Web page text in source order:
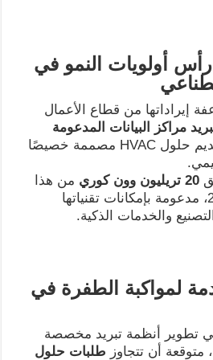
أولويات النمو في
من قطاع الأعمال
مراكز البيانات المدعومة
، وتقديم حلول HVAC مصممة خصيصًا
20 تريليون وون كوريمن هذا
القطاع بحلول عام 2030، مدعومة بإمكانات تقنياتها
والخدمات الذكية.
لمواكبة الطفرة في
تطوير أنظمة تبريد مخصصة
متوقعة أن تتجاوز طلبات حلول